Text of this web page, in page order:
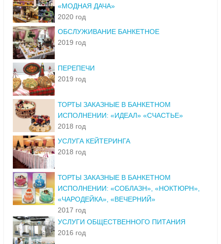
«МОДНАЯ ДАЧА»
2020 год
ОБСЛУЖИВАНИЕ БАНКЕТНОЕ
2019 год
ПЕРЕПЕЧИ
2019 год
ТОРТЫ ЗАКАЗНЫЕ В БАНКЕТНОМ
ИСПОЛНЕНИИ: «ИДЕАЛ» «СЧАСТЬЕ»
2018 год
УСЛУГА КЕЙТЕРИНГА
2018 год
ТОРТЫ ЗАКАЗНЫЕ В БАНКЕТНОМ
ИСПОЛНЕНИИ: «СОБЛАЗН», «НОКТЮРН»,
«ЧАРОДЕЙКА», «ВЕЧЕРНИЙ»
2017 год
УСЛУГИ ОБЩЕСТВЕННОГО ПИТАНИЯ
2016 год